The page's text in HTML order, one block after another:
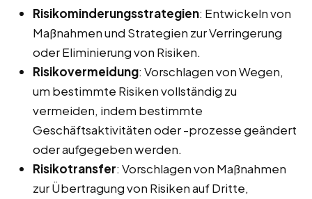
Risikominderungsstrategien: Entwickeln von
Maßnahmen und Strategien zur Verringerung
oder Eliminierung von Risiken.
Risikovermeidung: Vorschlagen von Wegen,
um bestimmte Risiken vollständig zu
vermeiden, indem bestimmte
Geschäftsaktivitäten oder -prozesse geändert
oder aufgegeben werden.
Risikotransfer: Vorschlagen von Maßnahmen
zur Übertragung von Risiken auf Dritte,